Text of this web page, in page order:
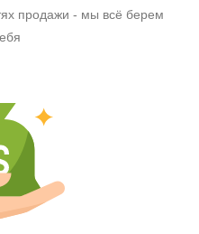
продажи - мы всё берем